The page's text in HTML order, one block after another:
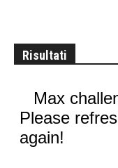
Risultati